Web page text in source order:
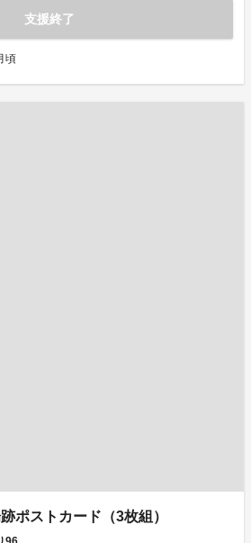
支援終了
頃
ポストカード（3枚組）